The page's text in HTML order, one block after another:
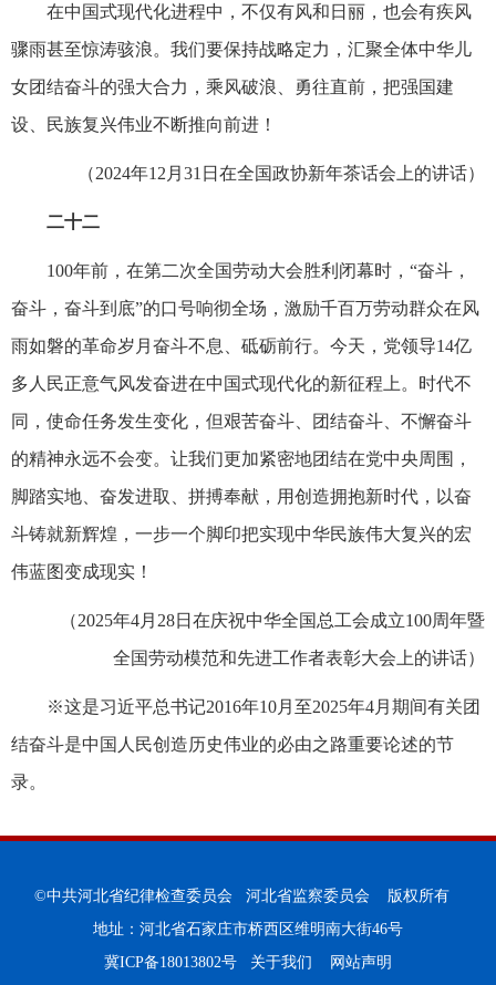
在中国式现代化进程中，不仅有风和日丽，也会有疾风
骤雨甚至惊涛骇浪。我们要保持战略定力，汇聚全体中华儿
女团结奋斗的强大合力，乘风破浪、勇往直前，把强国建
设、民族复兴伟业不断推向前进！
（2024年12月31日在全国政协新年茶话会上的讲话）
二十二
100年前，在第二次全国劳动大会胜利闭幕时，“奋斗，
奋斗，奋斗到底”的口号响彻全场，激励千百万劳动群众在风
雨如磐的革命岁月奋斗不息、砥砺前行。今天，党领导14亿
多人民正意气风发奋进在中国式现代化的新征程上。时代不
同，使命任务发生变化，但艰苦奋斗、团结奋斗、不懈奋斗
的精神永远不会变。让我们更加紧密地团结在党中央周围，
脚踏实地、奋发进取、拼搏奉献，用创造拥抱新时代，以奋
斗铸就新辉煌，一步一个脚印把实现中华民族伟大复兴的宏
伟蓝图变成现实！
（2025年4月28日在庆祝中华全国总工会成立100周年暨
全国劳动模范和先进工作者表彰大会上的讲话）
※这是习近平总书记2016年10月至2025年4月期间有关团
结奋斗是中国人民创造历史伟业的必由之路重要论述的节
录。
©中共河北省纪律检查委员会 河北省监察委员会 版权所有
地址：河北省石家庄市桥西区维明南大街46号
冀ICP备18013802号
关于我们 网站声明